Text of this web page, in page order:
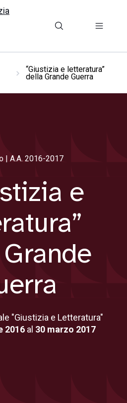
“Giustizia e letteratura”
della Grande Guerra
| A.A. 2016-2017
e
"Giustizia e Letteratura"
2016 al 30 marzo 2017